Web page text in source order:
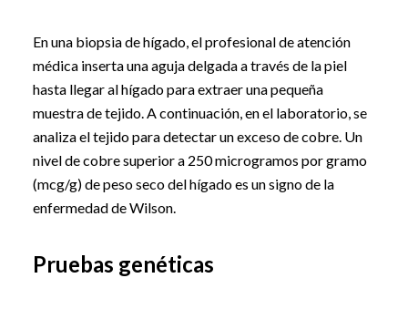
En una biopsia de hígado, el profesional de atención
médica inserta una aguja delgada a través de la piel
hasta llegar al hígado para extraer una pequeña
muestra de tejido. A continuación, en el laboratorio, se
analiza el tejido para detectar un exceso de cobre. Un
nivel de cobre superior a 250 microgramos por gramo
(mcg/g) de peso seco del hígado es un signo de la
enfermedad de Wilson.
Pruebas genéticas